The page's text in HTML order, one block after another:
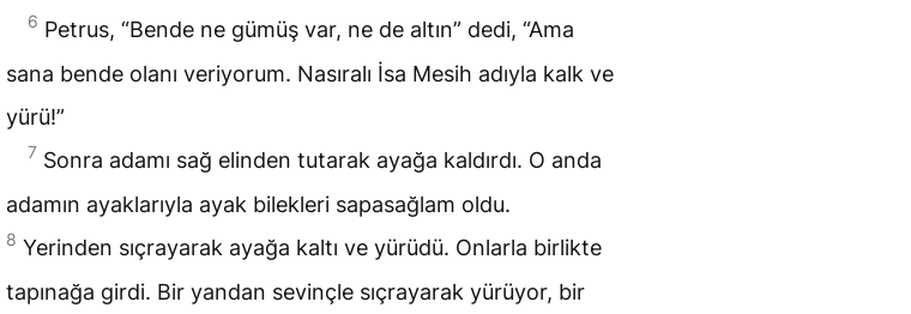
6 Petrus, “Bende ne gümüş var, ne de altın” dedi, “Ama
sana bende olanı veriyorum. Nasıralı İsa Mesih adıyla kalk ve
yürü!”
7 Sonra adamı sağ elinden tutarak ayağa kaldırdı. O anda
adamın ayaklarıyla ayak bilekleri sapasağlam oldu.
8 Yerinden sıçrayarak ayağa kaltı ve yürüdü. Onlarla birlikte
tapınağa girdi. Bir yandan sevinçle sıçrayarak yürüyor, bir